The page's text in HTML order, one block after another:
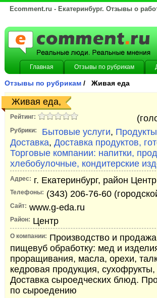
Ecomment.ru - Екатеринбург. Отзывы о
Главная Отзывы по рубрикам
Отзывы по рубрикам / Живая еда
Живая еда,
Рейтинг:
Рубрики: Бытовые услуги,
Доставка, Доставка продуктов,
Торговые компании: напитки,
хлебобулочные, кондитерские
Адрес: г. Екатеринбург, район
Телефоны: (343) 206-76-60
Сайт: www.g-eda.ru
Район: Центр
О компании: Производство и
пищевуб обработку: мед и
проращивания, масла, орехи,
кедровая продукция,
Доставка сыроедческих блюд.
по сыроедению